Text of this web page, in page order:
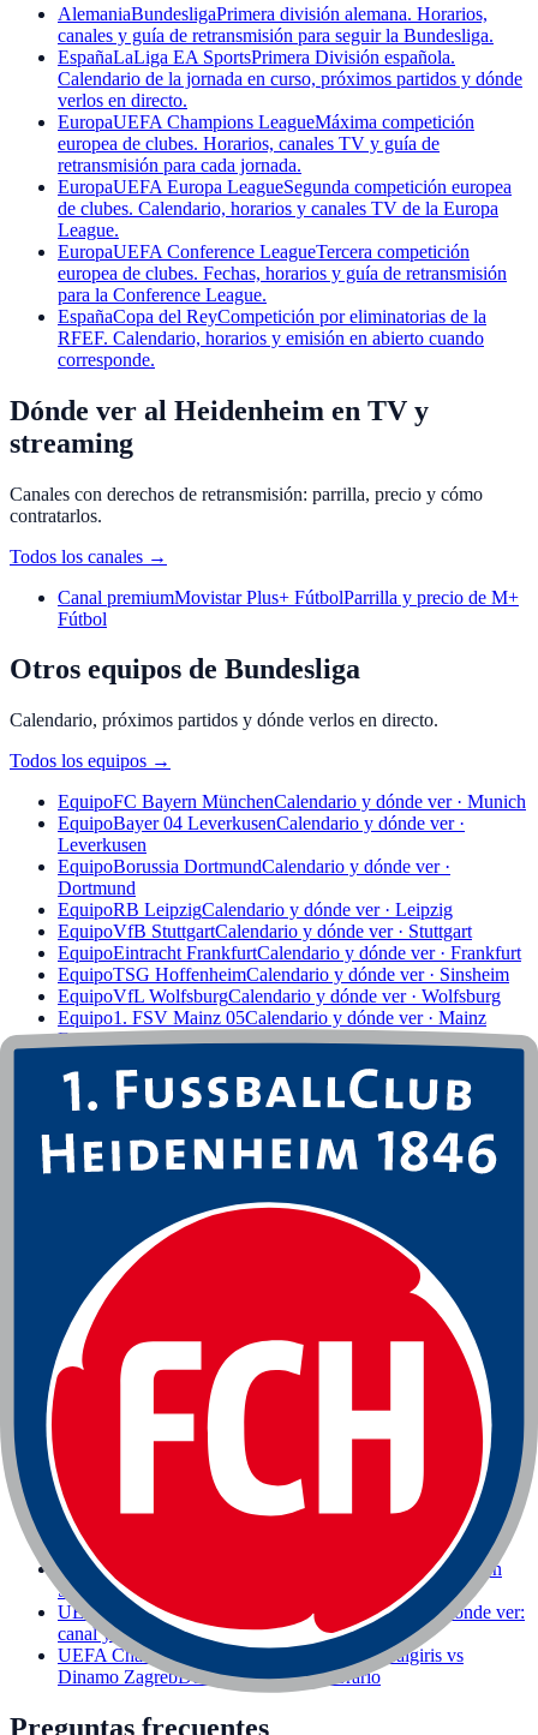
AlemaniaBundesligaPrimera división alemana. Horarios,
canales y guía de retransmisión para seguir la Bundesliga.
EspañaLaLiga EA SportsPrimera División española.
Calendario de la jornada en curso, próximos partidos y dónde
verlos en directo.
EuropaUEFA Champions LeagueMáxima competición
europea de clubes. Horarios, canales TV y guía de
retransmisión para cada jornada.
EuropaUEFA Europa LeagueSegunda competición europea
de clubes. Calendario, horarios y canales TV de la Europa
League.
EuropaUEFA Conference LeagueTercera competición
europea de clubes. Fechas, horarios y guía de retransmisión
para la Conference League.
EspañaCopa del ReyCompetición por eliminatorias de la
RFEF. Calendario, horarios y emisión en abierto cuando
corresponde.
Dónde ver al Heidenheim en TV y
streaming
Canales con derechos de retransmisión: parrilla, precio y cómo
contratarlos.
Todos los canales →
Canal premiumMovistar Plus+ FútbolParrilla y precio de M+
Fútbol
Otros equipos de Bundesliga
Calendario, próximos partidos y dónde verlos en directo.
Todos los equipos →
EquipoFC Bayern MünchenCalendario y dónde ver · Munich
EquipoBayer 04 LeverkusenCalendario y dónde ver ·
Leverkusen
EquipoBorussia DortmundCalendario y dónde ver ·
Dortmund
EquipoRB LeipzigCalendario y dónde ver · Leipzig
EquipoVfB StuttgartCalendario y dónde ver · Stuttgart
EquipoEintracht FrankfurtCalendario y dónde ver · Frankfurt
EquipoTSG HoffenheimCalendario y dónde ver · Sinsheim
EquipoVfL WolfsburgCalendario y dónde ver · Wolfsburg
Equipo1. FSV Mainz 05Calendario y dónde ver · Mainz
Equipo
FC AugsburgCalendario y dónde ver · Augsburg
Mönchengladbach
Equipo
SC Freiburg Calendario y dónde ver · Freiburg
Equipo1. FC Union Berlin
Calendario y dónde ver · Berlin
EquipoFC St. Pauli Calendario y dónde ver · Hamburg
1. FC HeidenheimCalendario y dónde ver ·
Heidenheim
1. FC Köln Calendario y dónde ver · Cologne
Hoy también juegan
Otros partidos de fútbol de la jornada con canal y horario.
Ver toda la jornada
UEFA Champions League · 18:00h
Górnik Zabrze vs
Dónde ver: canal y horario
UEFA Champions League · 17:00h
Kairat vs Levski
Sofia
Dónde ver: canal y horario
UEFA Champions League · 17:00h
Kairat Almaty vs Levski
Sofia
UEFA Champions League · 18:00h
Bodø / Glimt vs Union
Saint-Gilloise
UEFA Champions League · 18:00h
Sabah vs AGFDónde ver:
canal y horario
UEFA Champions League · 19:00h
Kauno Žalgiris vs
Dinamo ZagrebDónde ver: canal y horario
Preguntas frecuentes